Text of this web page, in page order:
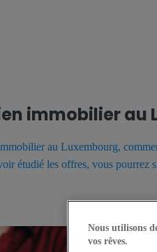
immobilier au
au Luxembourg,
étudié les offres, vous pourrez
24.11.2021
Nous utilisons
vos rêves.